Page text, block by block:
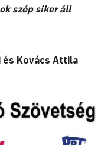
szép siker áll
Kovács Attila